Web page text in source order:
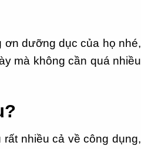
ơn dưỡng dục của họ nhé,
mà không cần quá nhiều
nhiều cả về công dụng,